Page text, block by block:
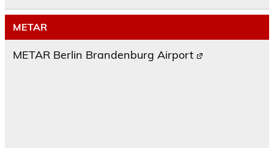
METAR
METAR Berlin Brandenburg Airport